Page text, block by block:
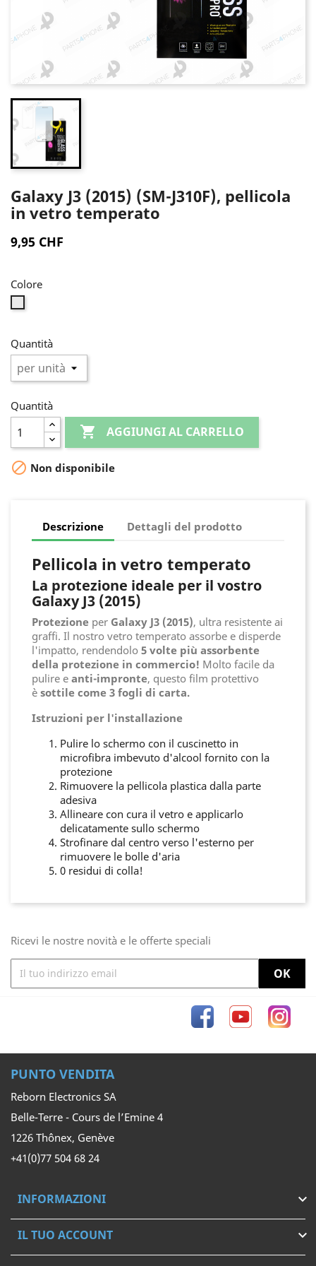
Galaxy J3 (2015) (SM-J310F), pellicola
in vetro temperato
9,95 CHF
Colore
Quantità
Quantità
 AGGIUNGI AL CARRELLO
 Non disponibile
Descrizione Dettagli del prodotto
Pellicola in vetro temperato
La protezione ideale per il vostro
Galaxy J3 (2015)
Protezione per Galaxy J3 (2015), ultra resistente ai
graffi. Il nostro vetro temperato assorbe e disperde
l'impatto, rendendolo 5 volte più assorbente
della protezione in commercio! Molto facile da
pulire e anti-impronte, questo film protettivo
è sottile come 3 fogli di carta.
Istruzioni per l'installazione
Pulire lo schermo con il cuscinetto in
microfibra imbevuto d'alcool fornito con la
protezione
Rimuovere la pellicola plastica dalla parte
adesiva
Allineare con cura il vetro e applicarlo
delicatamente sullo schermo
Strofinare dal centro verso l'esterno per
rimuovere le bolle d'aria
0 residui di colla!
Ricevi le nostre novità e le offerte speciali
FacebookYouTube
PUNTO VENDITA
Reborn Electronics SA
Belle-Terre - Cours de l’Emine 4
1226 Thônex, Genève
+41(0)77 504 68 24
INFORMAZIONI 
IL TUO ACCOUNT 